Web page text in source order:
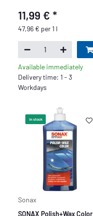
11,99 €*
47,96 € per 1 l
Available immediately
Delivery time: 1 - 3
Workdays
In stock
Sonax
SONAX Polish+Wax Color